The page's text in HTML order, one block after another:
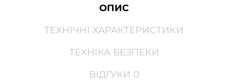
ОПИС
ТЕХНІЧНІ ХАРАКТЕРИСТИКИ
ТЕХНІКА БЕЗПЕКИ
ВІДГУКИ 0